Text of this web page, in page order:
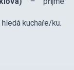
hledá kuchaře/ku.